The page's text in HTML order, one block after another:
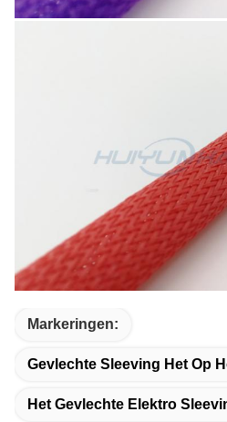
Markeringen:
Gevlechte Sleeving Het Op
Het Gevlechte Elektro